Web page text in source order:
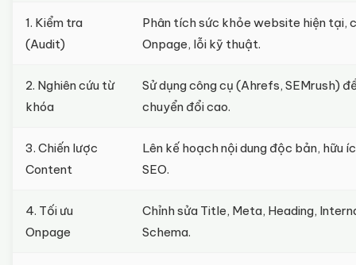
1. Kiểm tra
(Audit)
Phân tích sức khỏe website hiện tại,
Onpage, lỗi kỹ thuật.
2. Nghiên cứu từ
khóa
Sử dụng công cụ (Ahrefs, SEMrush)
chuyển đổi cao.
3. Chiến lược
Content
Lên kế hoạch nội dung độc bản, hữu
SEO.
4. Tối ưu
Onpage
Chỉnh sửa Title, Meta, Heading,
Schema.